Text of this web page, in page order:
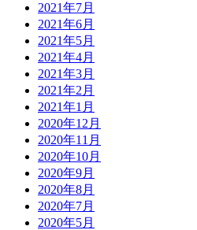
2021年7月
2021年6月
2021年5月
2021年4月
2021年3月
2021年2月
2021年1月
2020年12月
2020年11月
2020年10月
2020年9月
2020年8月
2020年7月
2020年5月